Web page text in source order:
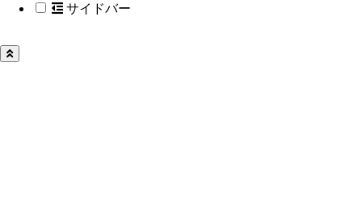
サイドバー